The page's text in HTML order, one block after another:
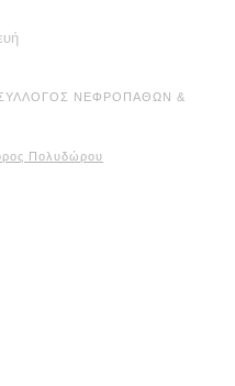
ΣΥΛΛΟΓΟΣ ΝΕΦΡΟΠΑΘΩΝ &
Πολυδώρου